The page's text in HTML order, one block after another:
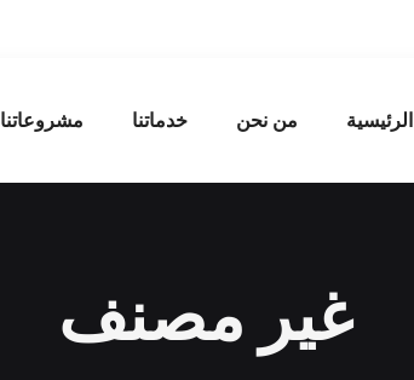
الرئيسية من نحن خدماتنا مشروعاتنا
غير مصنف